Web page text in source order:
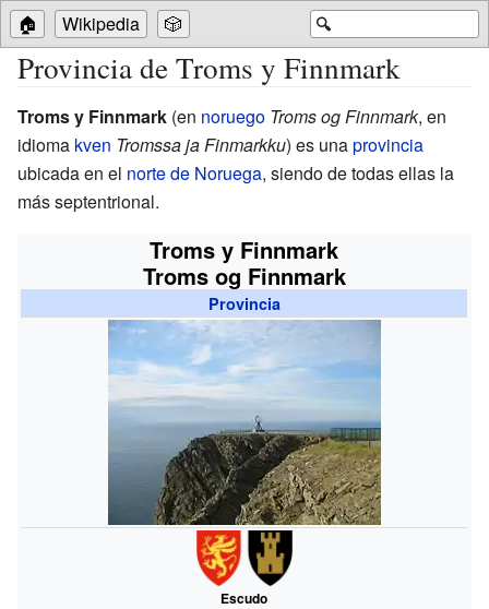
🔍
🏠 Wikipedia 🎲
Provincia de Troms y Finnmark
Troms y Finnmark (en noruego Troms og Finnmark, en
idioma kven Tromssa ja Finmarkku) es unaprovincia
ubicada en el norte de Noruega, siendo de todas ellas la
más septentrional.
Troms y Finnmark
Troms og Finnmark
Provincia
Escudo